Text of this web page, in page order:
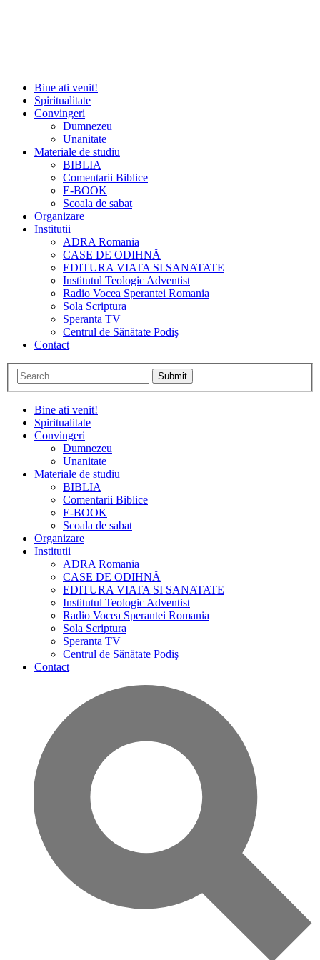
Bine ati venit!
Spiritualitate
Convingeri
Dumnezeu
Unanitate
Materiale de studiu
BIBLIA
Comentarii Biblice
E-BOOK
Scoala de sabat
Organizare
Institutii
ADRA Romania
CASE DE ODIHNĂ
EDITURA VIATA SI SANATATE
Institutul Teologic Adventist
Radio Vocea Sperantei Romania
Sola Scriptura
Speranta TV
Centrul de Sănătate Podiş
Contact
Submit
Bine ati venit!
Spiritualitate
Convingeri
Dumnezeu
Unanitate
Materiale de studiu
BIBLIA
Comentarii Biblice
E-BOOK
Scoala de sabat
Organizare
Institutii
ADRA Romania
CASE DE ODIHNĂ
EDITURA VIATA SI SANATATE
Institutul Teologic Adventist
Radio Vocea Sperantei Romania
Sola Scriptura
Speranta TV
Centrul de Sănătate Podiş
Contact